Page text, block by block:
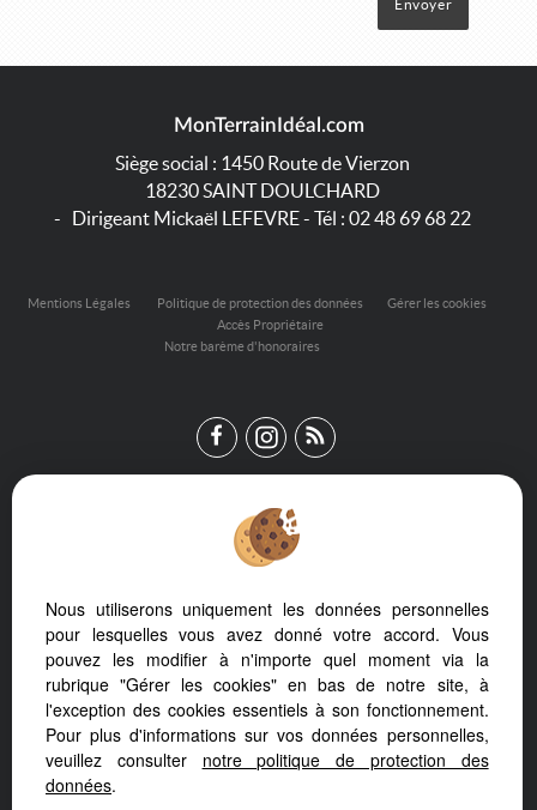
MonTerrainIdéal.com
Siège social : 1450 Route de Vierzon
18230SAINT DOULCHARD
- Dirigeant Mickaël LEFEVRE - Tél : 02 48 69 68 22
Mentions Légales Politique de protection des données
Gérer les cookies
Accès Propriétaire
Notre barème d'honoraires
Afin de vous offrir un confort de lecture permanent, depuis votre
automatiquement aux différents types d'écrans
Nous utiliserons uniquement les données personnelles
pour lesquelles vous avez donné votre accord. Vous
pouvez les modifier à n'importe quel moment via la
rubrique "Gérer les cookies" en bas de notre site, à
l'exception des cookies essentiels à son fonctionnement.
Pour plus d'informations sur vos données personnelles,
veuillez consulter notre politique de protection des
données.